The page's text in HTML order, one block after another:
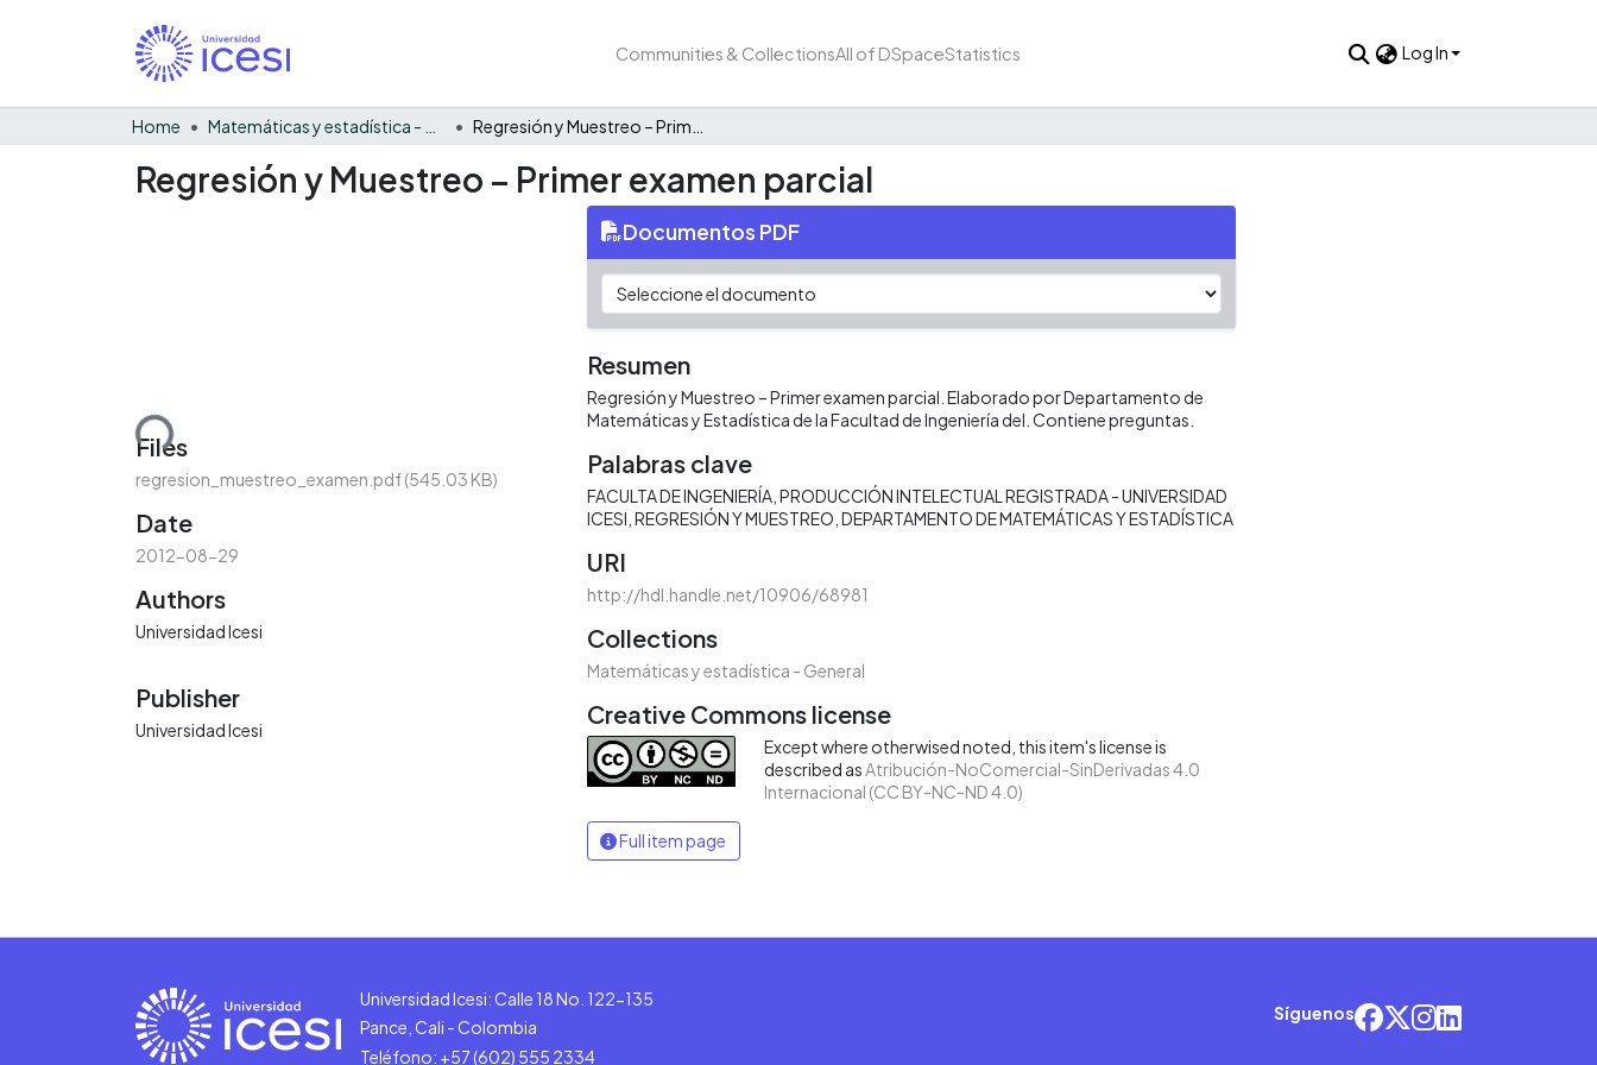
Communities & CollectionsAll of DSpaceStatistics Log In
Home
Regresión y Muestreo – Primer examen parcial
Loading...
Files
regresion_muestreo_examen.pdf(545.03 KB)
Date
2012-08-29
Authors
Universidad Icesi
Publisher
Universidad Icesi
Documentos PDF
Resumen
Regresión y Muestreo – Primer examen parcial. Elaborado por Departamento de
Matemáticas y Estadística de la Facultad de Ingeniería del. Contiene preguntas.
Palabras clave
FACULTA DE INGENIERÍA PRODUCCIÓN INTELECTUAL REGISTRADA - UNIVERSIDAD
ICESI REGRESIÓN Y MUESTREO DEPARTAMENTO DE MATEMÁTICAS Y ESTADÍSTICA
URI
http://hdl.handle.net/10906/68981
Collections
Matemáticas y estadística - General
Creative Commons license
Except where otherwised noted, this item's license is
described as Atribución-NoComercial-SinDerivadas 4.0
Internacional (CC BY-NC-ND 4.0)
Full item page
Universidad Icesi: Calle 18 No. 122-135
Pance, Cali - Colombia
Teléfono: +57 (602) 555 2334
Síguenos